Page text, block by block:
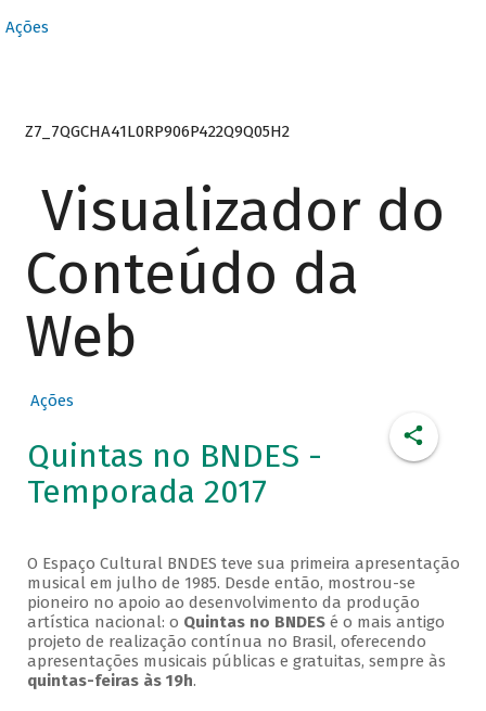
Ações
Z7_7QGCHA41L0RP906P422Q9Q05H2
Visualizador do
Conteúdo da
Web
Ações
Quintas no BNDES -
Temporada 2017
O Espaço Cultural BNDES teve sua primeira apresentação
musical em julho de 1985. Desde então, mostrou-se
pioneiro no apoio ao desenvolvimento da produção
artística nacional: o Quintas no BNDESé o mais antigo
projeto de realização contínua no Brasil, oferecendo
apresentações musicais públicas e gratuitas, sempre às
quintas-feiras às 19h.